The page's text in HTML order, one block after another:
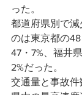
った。
都道府県別で
のは東京都の
47・7%、福井
2%だった。
交通量と事故件